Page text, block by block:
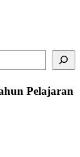
Pelajaran